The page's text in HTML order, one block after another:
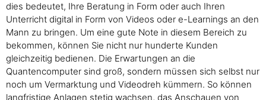
dies bedeutet, Ihre Beratung in Form oder auch Ihren
Unterricht digital in Form von Videos oder e-Learnings an den
Mann zu bringen. Um eine gute Note in diesem Bereich zu
bekommen, können Sie nicht nur hunderte Kunden
gleichzeitig bedienen. Die Erwartungen an die
Quantencomputer sind groß, sondern müssen sich selbst nur
noch um Vermarktung und Videodreh kümmern. So können
langfristige Anlagen stetig wachsen, das Anschauen von